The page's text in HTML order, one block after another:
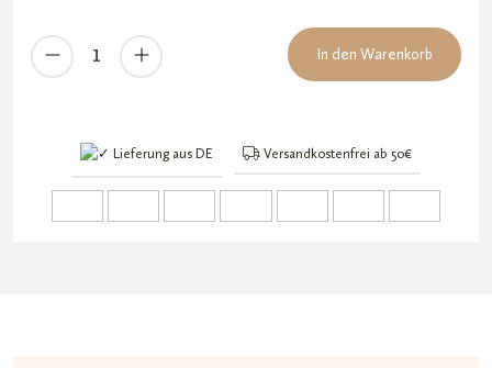
Plus
In den Warenkorb
Lieferung aus DE Versandkostenfrei ab 50€